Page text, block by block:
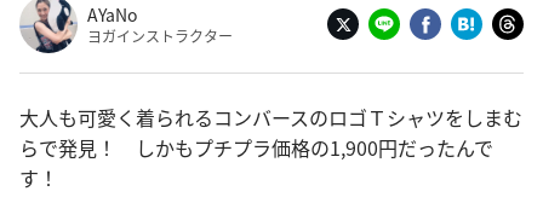
AYaNo
ヨガインストラクター
大人も可愛く着られるコンバースのロゴＴシャツをしまむ
らで発見！ しかもプチプラ価格の1,900円だったんで
す！